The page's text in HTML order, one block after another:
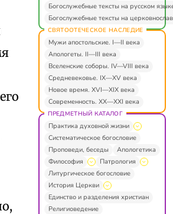
Богослужебные тексты на русском
Богослужебные тексты на
СВЯТООТЕЧЕСКОЕ НАСЛЕДИЕ
Мужи апостольские. I—II века
Апологеты. II—III века
Вселенские соборы. IV—VIII века
Средневековье. IX—XV века
Новое время. XVI—XIX века
Современность. XX—XXI века
ПРЕДМЕТНЫЙ КАТАЛОГ
Практика духовной жизни
Систематическое богословие
Проповеди, беседы
Апологетика
Философия
Патрология
Литургическое богословие
История Церкви
Единство и разделения христиан
Религиоведение